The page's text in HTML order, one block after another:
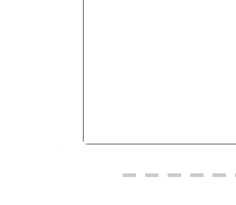
Купить в 1 клик